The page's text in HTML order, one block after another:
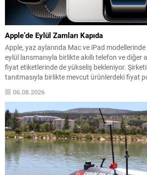
Apple’de Eylül Zamları Kapıda
Apple, yaz aylarında Mac ve iPad
eylül lansmanıyla birlikte akıllı telefon ve
fiyat etiketlerinde de yükseliş bekleniyor.
tanıtmasıyla birlikte mevcut ürünlerdeki fiyat
olabileceği konuşuluyor. İddialara göre özellikle
fiyatları dikkat çekici şekilde yükselebilir;
06.08.2026